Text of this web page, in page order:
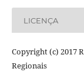
LICENÇA
Copyright (c) 2017
Regionais